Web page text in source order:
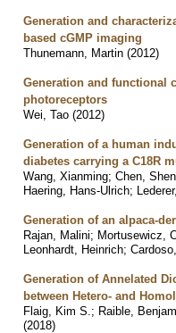
Generation and
based cGMP imaging
Thunemann, Martin (2012)
Generation and functional
photoreceptors
Wei, Tao (2012)
Generation of a human
diabetes carrying a C18R
Wang, Xianming; Chen, Shen
Haering, Hans-Ulrich;
Generation of an alpaca-
Rajan, Malini; Mortusewicz,
Leonhardt, Heinrich;
Generation of Annelated
between Hetero- and
Flaig, Kim S. ; Raible,
(2018)